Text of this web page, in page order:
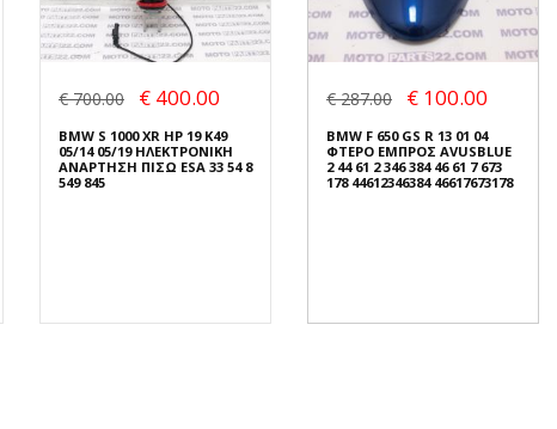
€ 700.00 € 400.00
BMW S 1000 XR HP 19 K49
05/14 05/19 ΗΛΕΚΤΡΟΝΙΚΗ
ΑΝΑΡΤΗΣΗ ΠΙΣΩ ESA 33 54 8
549 845
€ 287.00 € 100.00
BMW F 650 GS R 13 01 04
ΦΤΕΡΟ ΕΜΠΡΟΣ AVUSBLUE
2 44 61 2 346 384 46 61 7 673
178 44612346384 46617673178